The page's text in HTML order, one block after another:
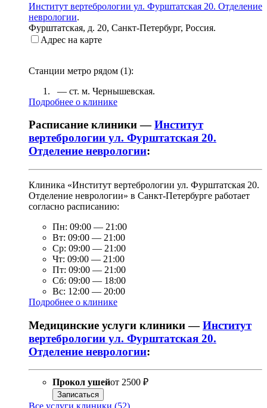
Институт вертебрологии ул. Фурштатская 20. Отделение
неврологии.
Фурштатская, д. 20, Санкт-Петербург, Россия.
Адрес на карте
Станции метро рядом (1):
— ст. м. Чернышевская.
Подробнее о клинике
Расписание клиники —Институт
вертебрологии ул. Фурштатская 20.
Отделение неврологии:
Клиника «Институт вертебрологии ул. Фурштатская 20.
Отделение неврологии» в Санкт-Петербурге работает
согласно расписанию:
Пн: 09:00 — 21:00
Вт: 09:00 — 21:00
Ср: 09:00 — 21:00
Чт: 09:00 — 21:00
Пт: 09:00 — 21:00
Сб: 09:00 — 18:00
Вс: 12:00 — 20:00
Подробнее о клинике
Медицинские услуги клиники —Институт
вертебрологии ул. Фурштатская 20.
Отделение неврологии:
Прокол ушейот 2500 ₽
Записаться